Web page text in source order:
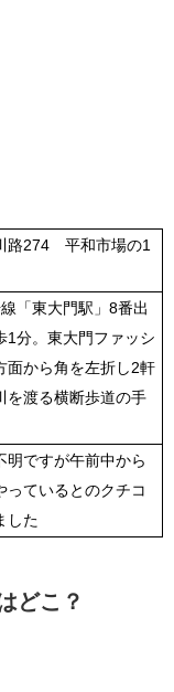
路274 平和市場の1
「東大門駅」8番出
1分。東大門ファッシ
面から角を左折し2軒
を渡る横断歩道の手
明ですが午前中から
っているとのクチコ
した
どこ？